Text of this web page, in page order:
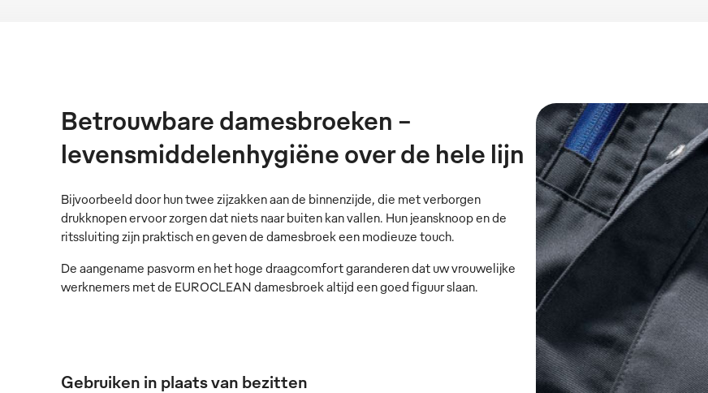
Betrouwbare damesbroeken –
levensmiddelenhygiëne over de hele lijn
Bijvoorbeeld door hun twee zijzakken aan de binnenzijde, die met verborgen
drukknopen ervoor zorgen dat niets naar buiten kan vallen. Hun jeansknoop en de
ritssluiting zijn praktisch en geven de damesbroek een modieuze touch.
De aangename pasvorm en het hoge draagcomfort garanderen dat uw vrouwelijke
werknemers met de EUROCLEAN damesbroek altijd een goed figuur slaan.
Gebruiken in plaats van bezitten